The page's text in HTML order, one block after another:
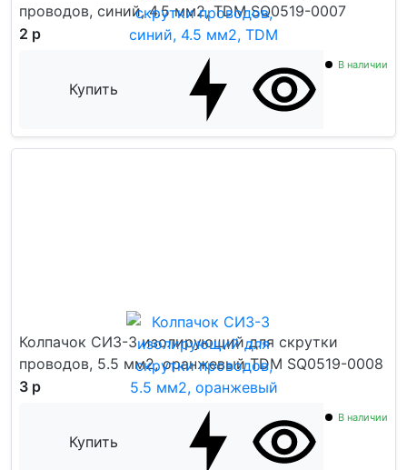
проводов, синий, 4.5 мм2, TDM SQ0519-0007
2 р
Купить
В наличии
Колпачок СИЗ-3 изолирующий для скрутки
проводов, 5.5 мм2, оранжевый TDM SQ0519-0008
3 р
Купить
В наличии